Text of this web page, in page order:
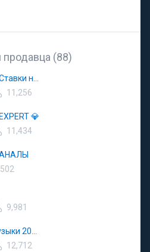
(88)
11,256
💎
11,434
502
9,981
12,712